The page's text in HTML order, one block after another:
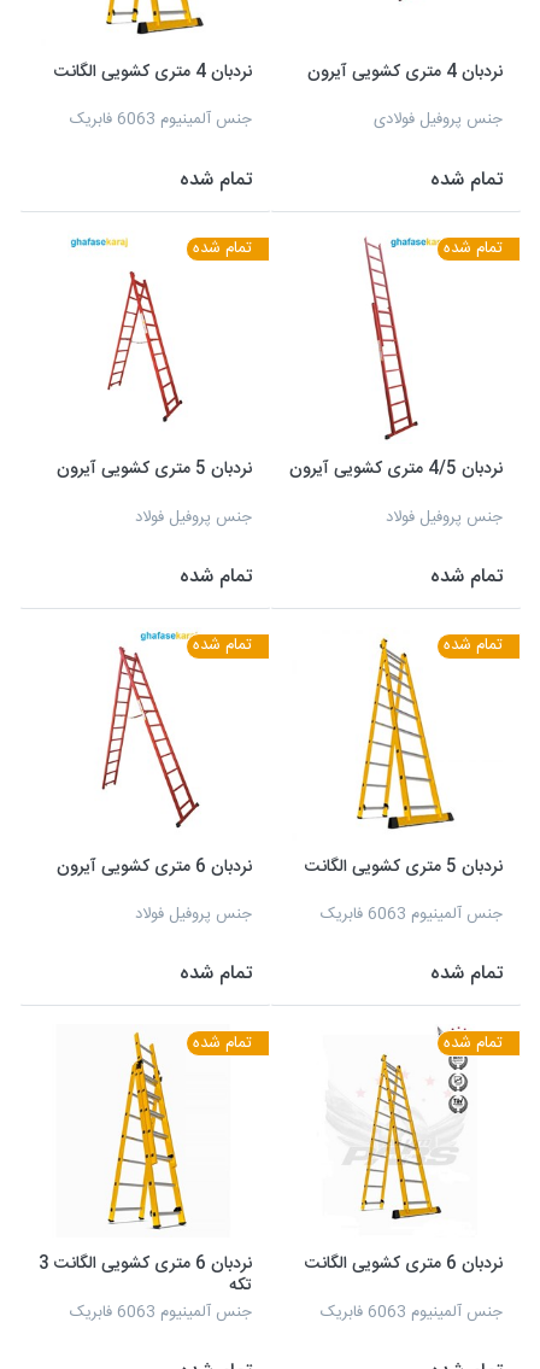
نردبان 4 متری کشویی آیرون
جنس پروفیل فولادی
تمام شده
نردبان 4 متری کشویی الگانت
جنس آلمینیوم 6063 فابریک
تمام شده
تمام شده
نردبان 4/5 متری کشویی آیرون
جنس پروفیل فولاد
تمام شده
تمام شده
نردبان 5 متری کشویی آیرون
جنس پروفیل فولاد
تمام شده
تمام شده
نردبان 5 متری کشویی الگانت
جنس آلمینیوم 6063 فابریک
تمام شده
تمام شده
نردبان 6 متری کشویی آیرون
جنس پروفیل فولاد
تمام شده
تمام شده
نردبان 6 متری کشویی الگانت
جنس آلمینیوم 6063 فابریک
تمام شده
نردبان 6 متری کشویی الگانت 3
تکه
جنس آلمینیوم 6063 فابریک